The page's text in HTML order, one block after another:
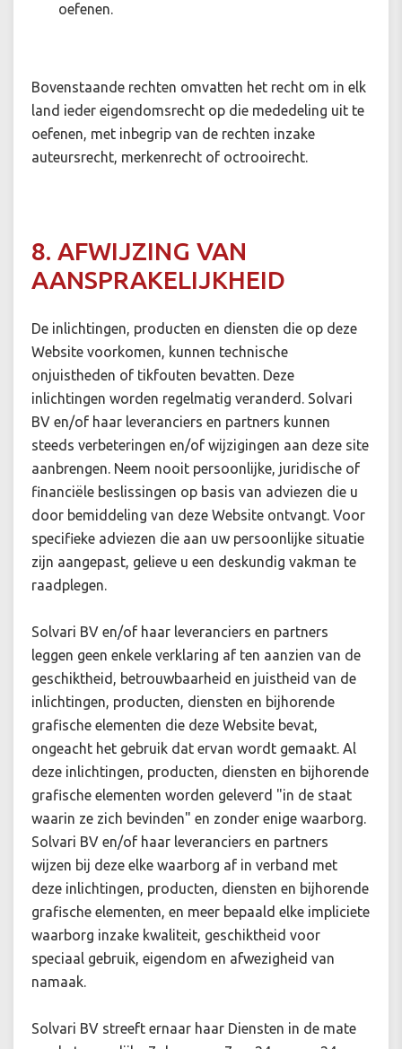
oefenen.
Bovenstaande rechten omvatten het recht om in elk
land ieder eigendomsrecht op die mededeling uit te
oefenen, met inbegrip van de rechten inzake
auteursrecht, merkenrecht of octrooirecht.
8. AFWIJZING VAN
AANSPRAKELIJKHEID
De inlichtingen, producten en diensten die op deze
Website voorkomen, kunnen technische
onjuistheden of tikfouten bevatten. Deze
inlichtingen worden regelmatig veranderd. Solvari
BV en/of haar leveranciers en partners kunnen
steeds verbeteringen en/of wijzigingen aan deze site
aanbrengen. Neem nooit persoonlijke, juridische of
financiële beslissingen op basis van adviezen die u
door bemiddeling van deze Website ontvangt. Voor
specifieke adviezen die aan uw persoonlijke situatie
zijn aangepast, gelieve u een deskundig vakman te
raadplegen.
Solvari BV en/of haar leveranciers en partners
leggen geen enkele verklaring af ten aanzien van de
geschiktheid, betrouwbaarheid en juistheid van de
inlichtingen, producten, diensten en bijhorende
grafische elementen die deze Website bevat,
ongeacht het gebruik dat ervan wordt gemaakt. Al
deze inlichtingen, producten, diensten en bijhorende
grafische elementen worden geleverd "in de staat
waarin ze zich bevinden" en zonder enige waarborg.
Solvari BV en/of haar leveranciers en partners
wijzen bij deze elke waarborg af in verband met
deze inlichtingen, producten, diensten en bijhorende
grafische elementen, en meer bepaald elke impliciete
waarborg inzake kwaliteit, geschiktheid voor
speciaal gebruik, eigendom en afwezigheid van
namaak.
Solvari BV streeft ernaar haar Diensten in de mate